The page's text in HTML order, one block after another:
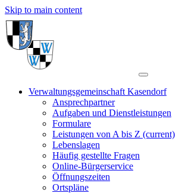
Skip to main content
Verwaltungsgemeinschaft Kasendorf
Ansprechpartner
Aufgaben und Dienstleistungen
Formulare
Leistungen von A bis Z (current)
Lebenslagen
Häufig gestellte Fragen
Online-Bürgerservice
Öffnungszeiten
Ortspläne